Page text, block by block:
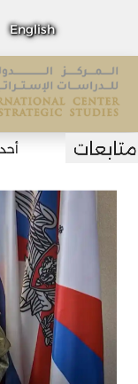
English
أحدث